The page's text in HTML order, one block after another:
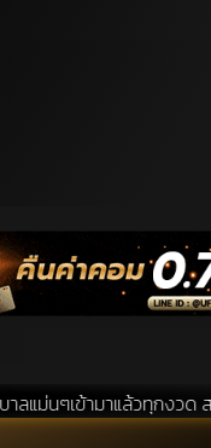
าแล้วทุกงวด สถานที่